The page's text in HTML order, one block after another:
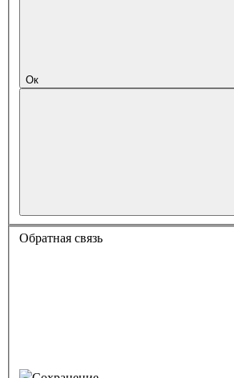
Ок
Обратная связь